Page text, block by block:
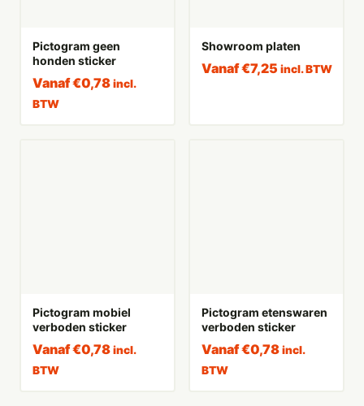
Pictogram geen
honden sticker
Vanaf€0,78 incl.
BTW
Showroom platen
Vanaf€7,25 incl. BTW
Pictogram mobiel
verboden sticker
Vanaf€0,78 incl.
BTW
Pictogram etenswaren
verboden sticker
Vanaf€0,78 incl.
BTW